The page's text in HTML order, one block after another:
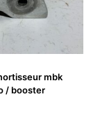
mbk
/ booster